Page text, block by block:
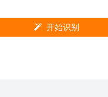
开始识别